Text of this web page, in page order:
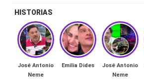
a
🔥
R
e
redes
lacvc.com
HISTORIAS
José Antonio
Neme
Emilia Dides
José Antonio
Neme